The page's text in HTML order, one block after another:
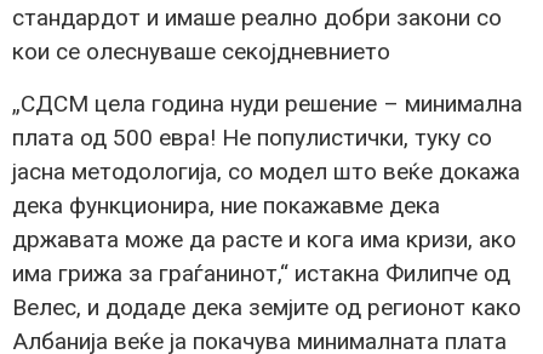
стандардот и имаше реално добри закони со
кои се олеснуваше секојдневнието
„СДСМ цела година нуди решение – минимална
плата од 500 евра! Не популистички, туку со
јасна методологија, со модел што веќе докажа
дека функционира, ние покажавме дека
државата може да расте и кога има кризи, ако
има грижа за граѓанинот,“ истакна Филипче од
Велес, и додаде дека земјите од регионот како
Албанија веќе ја покачува минималната плата